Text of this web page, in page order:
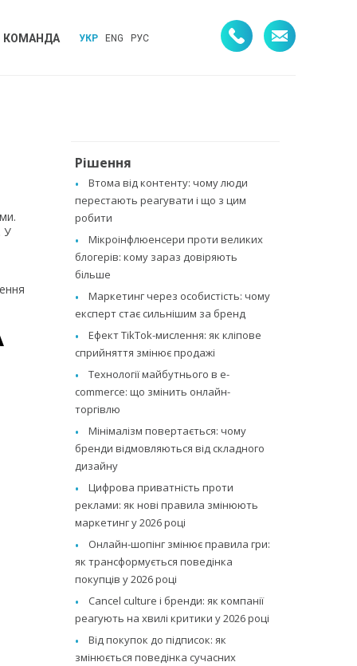
КОМАНДА УКР ENG РУС
У
Рішення
Втома від контенту: чому люди
перестають реагувати і що з цим
робити
Мікроінфлюенсери проти великих
блогерів: кому зараз довіряють
більше
Маркетинг через особистість: чому
експерт стає сильнішим за бренд
Ефект TikTok-мислення: як кліпове
сприйняття змінює продажі
Технології майбутнього в e-
commerce: що змінить онлайн-
торгівлю
Мінімалізм повертається: чому
бренди відмовляються від складного
дизайну
Цифрова приватність проти
реклами: як нові правила змінюють
маркетинг у 2026 році
Онлайн-шопінг змінює правила гри:
як трансформується поведінка
покупців у 2026 році
Cancel culture і бренди: як компанії
реагують на хвилі критики у 2026 році
Від покупок до підписок: як
змінюється поведінка сучасних